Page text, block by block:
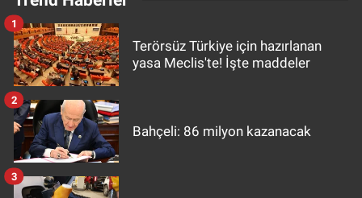
Terörsüz Türkiye için hazırlanan
yasa Meclis'te! İşte maddeler
1
Bahçeli: 86 milyon kazanacak
2
3